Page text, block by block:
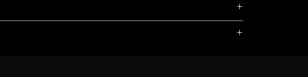
owners and if they appear with the listed products, it is only used for the